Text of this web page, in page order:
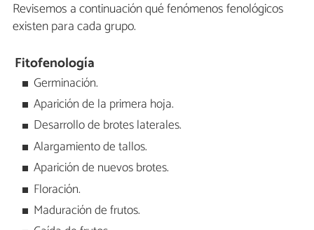
Revisemos a continuación qué fenómenos fenológicos
existen para cada grupo.
Fitofenología
Germinación.
Aparición de la primera hoja.
Desarrollo de brotes laterales.
Alargamiento de tallos.
Aparición de nuevos brotes.
Floración.
Maduración de frutos.